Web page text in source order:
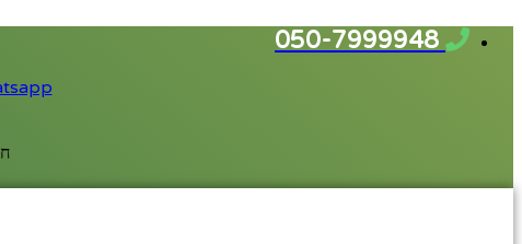
לתוכן
050-7999948